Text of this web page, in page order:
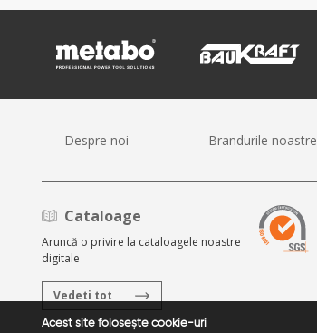
Despre noi Brandurile noastre
Cataloage
Aruncă o privire la cataloagele noastre
digitale
Vedeti tot
Acest site folosește cookie-uri